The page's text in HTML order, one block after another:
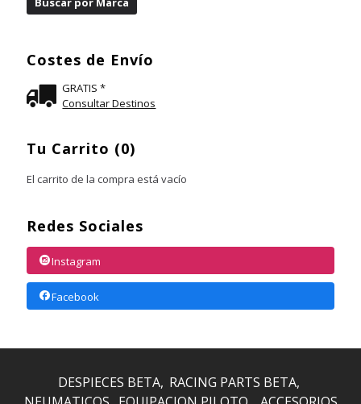
Costes de Envío
GRATIS *
Consultar Destinos
Tu Carrito (0)
El carrito de la compra está vacío
Redes Sociales
Instagram
Facebook
DESPIECES BETA RACING PARTS BETA